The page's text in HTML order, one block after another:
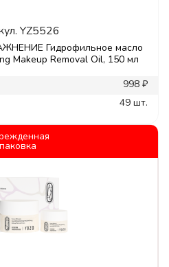
YZ5526
Гидрофильное масло
Makeup Removal Oil, 150 мл
998 ₽
49 шт.